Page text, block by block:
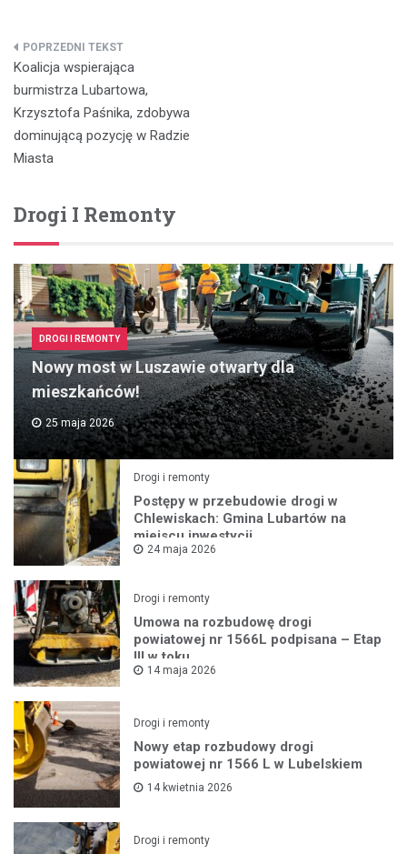
Nawigacja
wpisu
Koalicja wspierająca
burmistrza Lubartowa,
Krzysztofa Paśnika, zdobywa
dominującą pozycję w Radzie
Miasta
Drogi I Remonty
DROGI I REMONTY
Nowy most w Luszawie otwarty dla
mieszkańców!
25 maja 2026
Drogi i remonty
Postępy w przebudowie drogi w
Chlewiskach: Gmina Lubartów na
miejscu inwestycji
24 maja 2026
Drogi i remonty
Umowa na rozbudowę drogi
powiatowej nr 1566L podpisana – Etap
III w toku
14 maja 2026
Drogi i remonty
Nowy etap rozbudowy drogi
powiatowej nr 1566 L w Lubelskiem
14 kwietnia 2026
Drogi i remonty